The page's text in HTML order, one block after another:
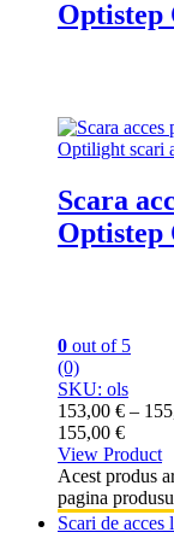
Optistep
Optilight scari
Scara
Optistep
0 out of 5
(0)
SKU: ols
153,00 € –
155,00 €
View Product
Acest produs
pagina
Scari de acces